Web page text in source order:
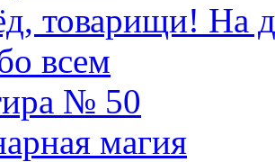
товарищи! На
всем
№ 50
магия